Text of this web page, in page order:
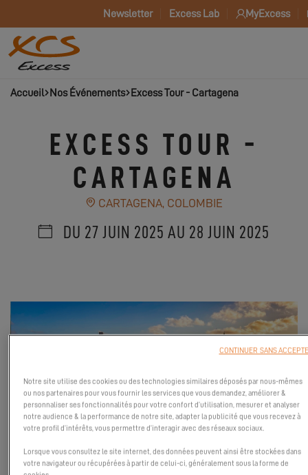
Newsletter Excess Lab MyExcess
Accueil Nos Événements Excess Tour - Cartagena
EXCESS TOUR -
CARTAGENA
CARTAGENA, COLOMBIE
DU 27 JUIN 2025 AU 28 JUIN 2025
Venez rencontrer votre expert local et visiter le premier Excess 11
qui vient d'arriver en Colombie.
Notre site utilise des cookies ou des technologies similaires déposés par nous-mêmes
ou nos partenaires pour vous fournir les services que vous demandez, améliorer &
personnaliser ses fonctionnalités pour votre confort d’utilisation, mesurer et analyser
notre audience & la performance de notre site, adapter la publicité que vous recevez à
votre profil d’intérêts, vous permettre d’interagir avec des réseaux sociaux.
Lorsque vous consultez le site internet, des données peuvent ainsi être stockées dans
votre navigateur ou récupérées à partir de celui-ci, généralement sous la forme de
CONTINUER SANS